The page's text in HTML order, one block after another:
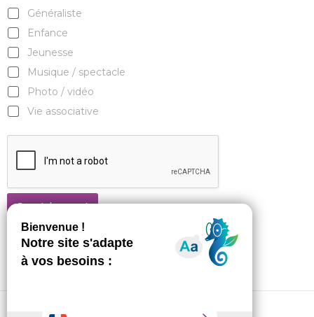
Généraliste
Enfance
Jeunesse
Musique / spectacle
Photo / vidéo
Vie associative
Je m'abonne !